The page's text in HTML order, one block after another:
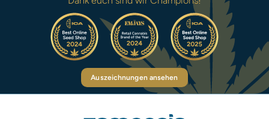
Auszeichnungen ansehen